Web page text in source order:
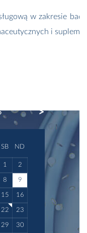
w zakresie
i
NEXT
SB ND
1 2
8 9
15 16
22 23
29 30